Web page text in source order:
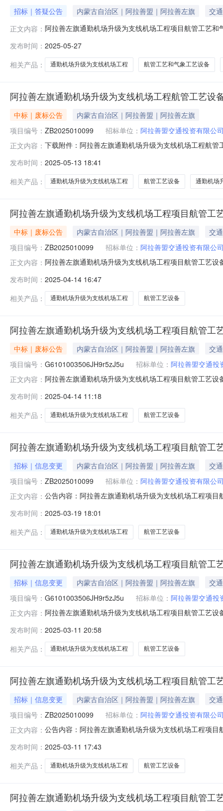
招标｜答疑公告 内蒙古自治区｜阿拉善盟｜阿拉善左旗
交
正文内容： 阿拉善左旗通勤机场升级为支线机场工程项目航管工艺
开标地点对文件澄清与修改的主要内容递交时间来源平
发布时间： 2025-05-27
相关产品：
通勤机场升级为支线机场工程 航管工艺和气象工艺设备
阿拉善左旗通勤机场升级为支线机场工程航管工艺设
中标｜废标公告
内蒙古自治区｜阿拉善盟｜阿拉善左旗
项目编号： ZB2025010099 招标单位： 阿拉善盟交通投资有限公
正文内容： 下载附件：阿拉善左旗通勤机场升级为支线机场工程航
航管工艺设备二次招标于2025年5月15日上午9点30分在
中国民用航空华北地区管
发布时间： 2025-05-13 18:41
相关产品：
通勤机场升级为支线机场工程 航管工艺设备 通勤机场
阿拉善左旗通勤机场升级为支线机场工程项目航管工
中标｜废标公告 内蒙古自治区｜阿拉善盟｜阿拉善左旗
交
项目编号： ZB2025010099 招标单位： 阿拉善盟交通投资有限公
正文内容： 阿拉善左旗通勤机场升级为支线机场工程项目航管工艺
具有竞争性，本项目作废标处理。否决理由：山西明泰
授权书不唯一（同一型号），
发布时间： 2025-04-14 16:47
相关产品：
通勤机场升级为支线机场工程 航管工艺设备
阿拉善左旗通勤机场升级为支线机场工程项目航管工
中标｜废标公告 内蒙古自治区｜阿拉善盟｜阿拉善左旗
交
项目编号： G6101003506JH9r5zJ5u 招标单位： 阿拉善盟交通投
正文内容： 阿拉善左旗通勤机场升级为支线机场工程项目航管工艺
0秒二、招标暂停/流标/终止原因1、原因：阿拉善左旗
发布时间： 2025-04-14 11:18
相关产品：
通勤机场升级为支线机场工程 航管工艺设备
阿拉善左旗通勤机场升级为支线机场工程项目航管工
招标｜信息变更 内蒙古自治区｜阿拉善盟｜阿拉善左旗
交
项目编号： ZB2025010099 招标单位： 阿拉善盟交通投资有限公
正文内容： 公告内容：阿拉善左旗通勤机场升级为支线机场工程项
调整，原系统登记的批准的概算额“1095.8318万元”调整
发布时间： 2025-03-19 18:01
相关产品：
通勤机场升级为支线机场工程 航管工艺设备
阿拉善左旗通勤机场升级为支线机场工程项目航管工
招标｜信息变更 内蒙古自治区｜阿拉善盟｜阿拉善左旗
交
项目编号： G6101003506JH9r5zJ5u 招标单位： 阿拉善盟交通投
正文内容： 阿拉善左旗通勤机场升级为支线机场工程项目航管工艺
旗通勤机场升级为支线机场工程项目航管工艺设备（项
发布时间： 2025-03-11 20:58
相关产品：
通勤机场升级为支线机场工程 航管工艺设备
阿拉善左旗通勤机场升级为支线机场工程项目航管工
招标｜信息变更 内蒙古自治区｜阿拉善盟｜阿拉善左旗
交
项目编号： ZB2025010099 招标单位： 阿拉善盟交通投资有限公
正文内容： 公告内容：阿拉善左旗通勤机场升级为支线机场工程项
家法律法规及相关行业规定中对合格投标人的要求，应
括不限于：甚
发布时间： 2025-03-11 17:43
相关产品：
通勤机场升级为支线机场工程 航管工艺设备
阿拉善左旗通勤机场升级为支线机场工程项目航管工